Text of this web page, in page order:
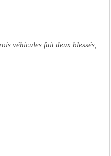
véhicules fait deux blessés,